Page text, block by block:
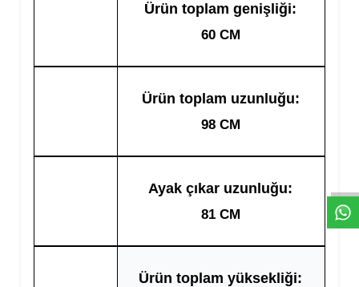
Ürün toplam genişliği:
60 CM
Ürün toplam uzunluğu:
98 CM
Ayak çıkar uzunluğu:
81 CM
Ürün toplam yüksekliği: